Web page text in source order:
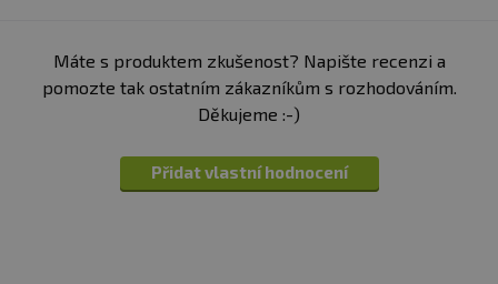
Máte s produktem zkušenost? Napište recenzi a
pomozte tak ostatním zákazníkům s rozhodováním.
Děkujeme :-)
Přidat vlastní hodnocení